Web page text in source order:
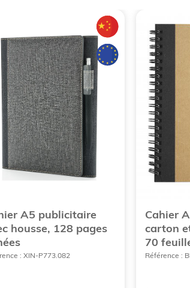
A5 publicitaire
housse, 128 pages
: XIN-P773.082
Cahier
carton
70
Référence :